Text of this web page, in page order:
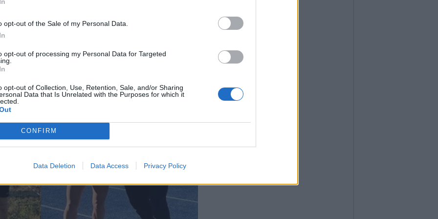
opt-out of the Sale of my Personal Data.
opt-out of processing my Personal Data for Targeted
opt-out of Collection, Use, Retention, Sale, and/or Sharing
Data that Is Unrelated with the Purposes for which it
CONFIRM
Data Deletion Data Access Privacy Policy
grinta e tenacia di sempre! Davvero
Alessandra.